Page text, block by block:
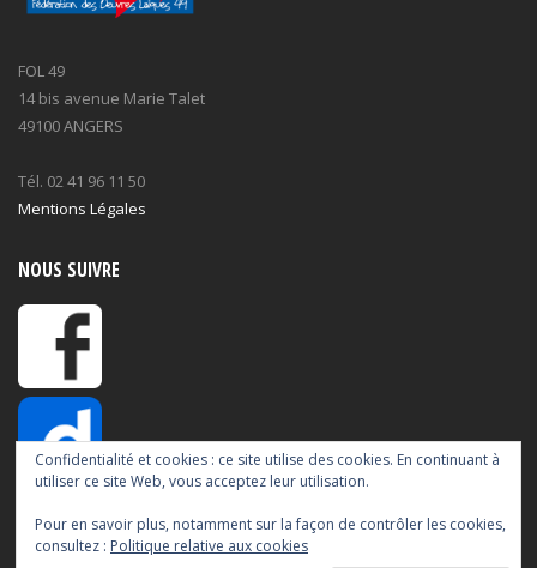
FOL 49
14 bis avenue Marie Talet
49100 ANGERS
Tél. 02 41 96 11 50
Mentions Légales
NOUS SUIVRE
Confidentialité et cookies : ce site utilise des cookies. En continuant à
utiliser ce site Web, vous acceptez leur utilisation.
Pour en savoir plus, notamment sur la façon de contrôler les cookies,
consultez : Politique relative aux cookies